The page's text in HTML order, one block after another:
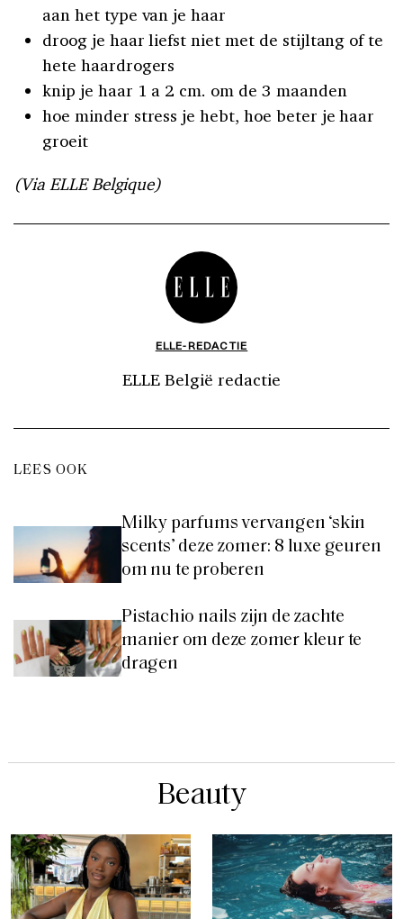
aan het type van je haar
droog je haar liefst niet met de stijltang of te
hete haardrogers
knip je haar 1 a 2 cm. om de 3 maanden
hoe minder stress je hebt, hoe beter je haar
groeit
(Via ELLE Belgique)
ELLE-REDACTIE
ELLE België redactie
LEES OOK
Milky parfums vervangen ‘skin
scents’ deze zomer: 8 luxe geuren
om nu te proberen
Pistachio nails zijn de zachte
manier om deze zomer kleur te
dragen
Beauty